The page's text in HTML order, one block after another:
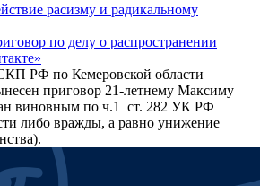
расизму и радикальному
по делу о распространении
РФ по Кемеровской области
приговор 21-летнему Максиму
виновным по ч.1 ст. 282 УК РФ
либо вражды, а равно унижение